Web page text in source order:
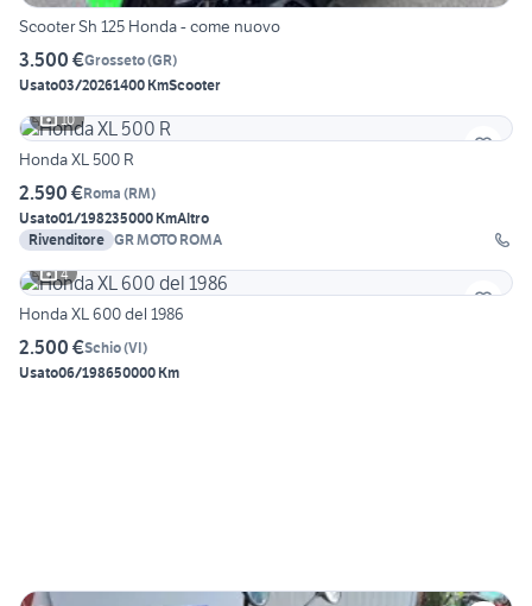
Scooter Sh 125 Honda - come nuovo
3.500 €Grosseto(GR)
Usato03/20261400 KmScooter
10
Honda XL 500 R
2.590 €Roma (RM)
Usato01/198235000 KmAltro
Rivenditore GR MOTO ROMA
4
Honda XL 600 del 1986
2.500 €Schio(VI)
Usato06/198650000 Km